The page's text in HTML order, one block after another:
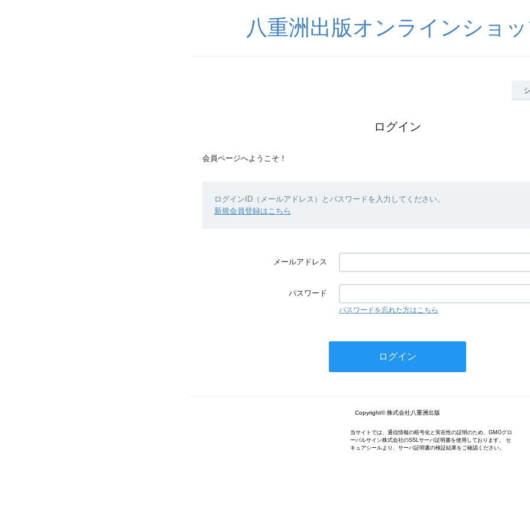
八重洲出版オンラインショ
ログイン
会員ページへようこそ！
ログインID（メールアドレス）とパスワードを入力してください。
新規会員登録はこちら
メールアドレス
パスワード
パスワードを忘れた方はこちら
Copyright© 株式会社八重洲出版
当サイトでは、通信情報の暗号化と実在性の証明のため、GMOグロ
ーバルサイン株式会社のSSLサーバ証明書を使用しております。 セ
キュアシールより、サーバ証明書の検証結果をご確認ください。